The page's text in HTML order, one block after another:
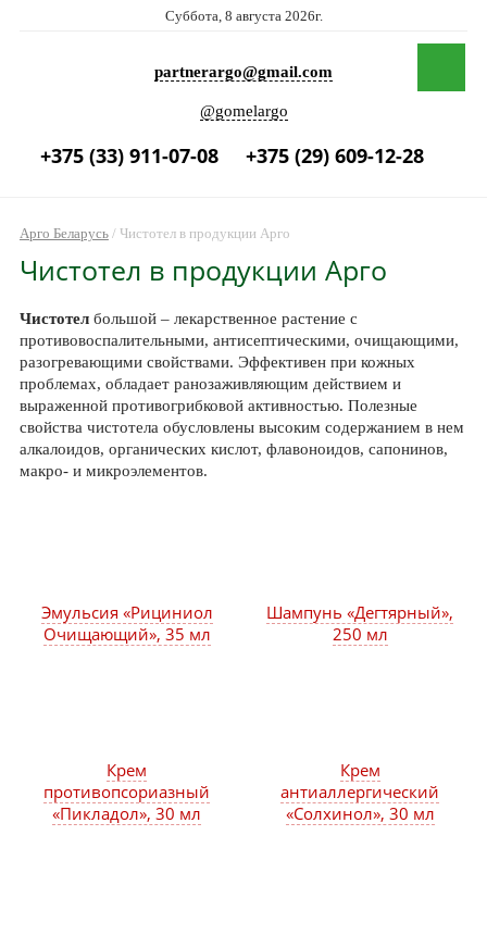
Суббота, 8 августа 2026г.
partnerargo@gmail.com
@gomelargo
+375 (33) 911-07-08 +375 (29) 609-12-28
Арго Беларусь/ Чистотел в продукции Арго
Чистотел в продукции Арго
Чистотелбольшой – лекарственное растение с
противовоспалительными, антисептическими, очищающими,
разогревающими свойствами. Эффективен при кожных
проблемах, обладает ранозаживляющим действием и
выраженной противогрибковой активностью. Полезные
свойства чистотела обусловлены высоким содержанием в нем
алкалоидов, органических кислот, флавоноидов, сапонинов,
макро- и микроэлементов.
Эмульсия «Рициниол
Очищающий», 35 мл
Шампунь «Дегтярный»,
250 мл
Крем
антиаллергический
«Солхинол», 30 мл
Крем
противопсориазный
«Пикладол», 30 мл